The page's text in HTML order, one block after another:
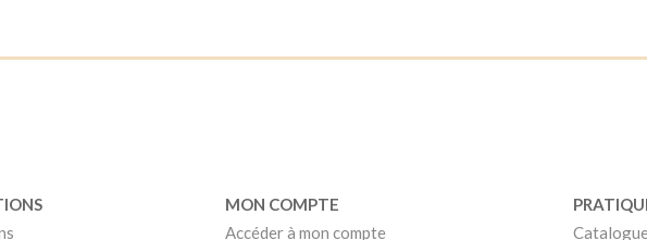
MON COMPTE
Accéder à mon compte